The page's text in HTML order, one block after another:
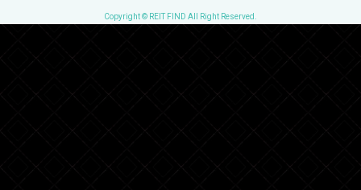
Copyright © REIT FIND All Right Reserved.